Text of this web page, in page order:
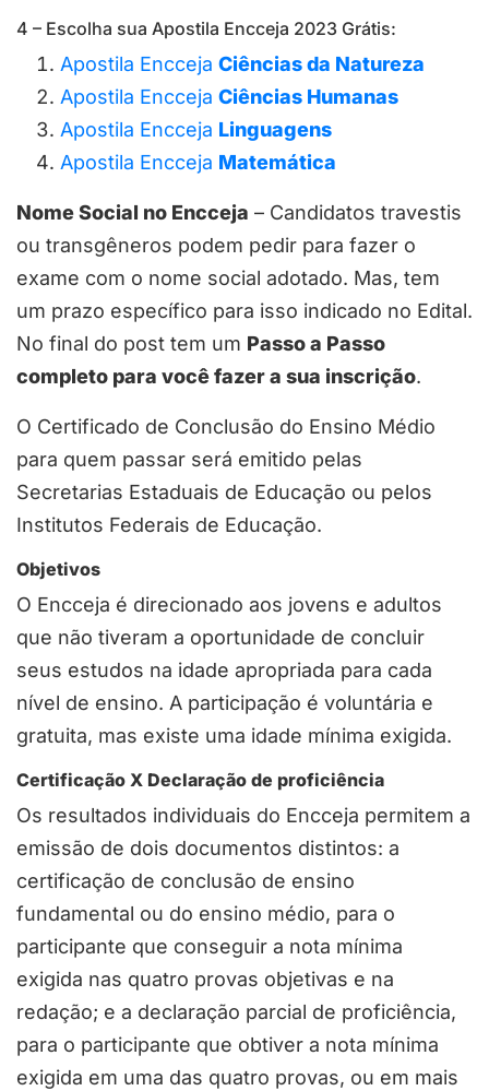
4 – Escolha sua Apostila Encceja 2023 Grátis:
Apostila Encceja Ciências da Natureza
Apostila Encceja Ciências Humanas
Apostila Encceja Linguagens
Apostila Encceja Matemática
Nome Social no Encceja – Candidatos travestis
ou transgêneros podem pedir para fazer o
exame com o nome social adotado. Mas, tem
um prazo específico para isso indicado no Edital.
No final do post tem um Passo a Passo
completo para você fazer a sua inscrição.
O Certificado de Conclusão do Ensino Médio
para quem passar será emitido pelas
Secretarias Estaduais de Educação ou pelos
Institutos Federais de Educação.
Objetivos
O Encceja é direcionado aos jovens e adultos
que não tiveram a oportunidade de concluir
seus estudos na idade apropriada para cada
nível de ensino. A participação é voluntária e
gratuita, mas existe uma idade mínima exigida.
Certificação X Declaração de proficiência
Os resultados individuais do Encceja permitem a
emissão de dois documentos distintos: a
certificação de conclusão de ensino
fundamental ou do ensino médio, para o
participante que conseguir a nota mínima
exigida nas quatro provas objetivas e na
redação; e a declaração parcial de proficiência,
para o participante que obtiver a nota mínima
exigida em uma das quatro provas, ou em mais